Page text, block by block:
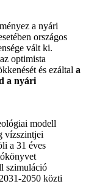
a nyári
országos
vált ki.
optimista
és ezáltal a
a nyári
modell
vízszintjei
a 31 éves
szimuláció
2050 közti